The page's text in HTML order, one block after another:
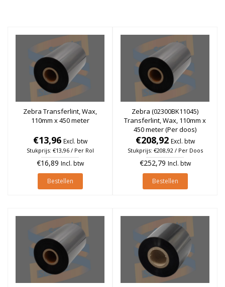
Zebra Transferlint, Wax,
110mm x 450 meter
€13,96 Excl. btw
Stukprijs: €13,96 / Per Rol
€16,89 Incl. btw
Bestellen
Zebra (02300BK11045)
Transferlint, Wax, 110mm x
450 meter (Per doos)
€208,92 Excl. btw
Stukprijs: €208,92 / Per Doos
€252,79 Incl. btw
Bestellen